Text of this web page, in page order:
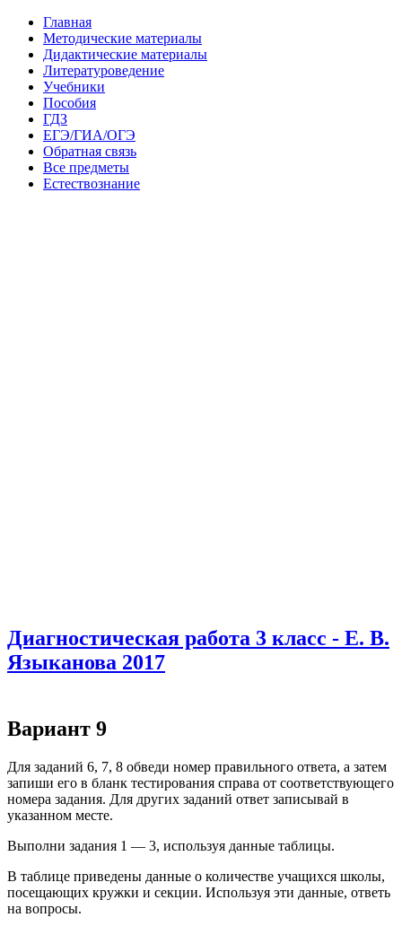
Главная
Методические материалы
Дидактические материалы
Литературоведение
Учебники
Пособия
ГДЗ
ЕГЭ/ГИА/ОГЭ
Обратная связь
Все предметы
Естествознание
Диагностическая работа 3 класс - Е. В.
Языканова 2017
Вариант 9
Для заданий 6, 7, 8 обведи номер правильного ответа, а затем
запиши его в бланк тестирования справа от соответствующего
номера задания. Для других заданий ответ записывай в
указанном месте.
Выполни задания 1 — 3, используя данные таблицы.
В таблице приведены данные о количестве учащихся школы,
посещающих кружки и секции. Используя эти данные, ответь
на вопросы.